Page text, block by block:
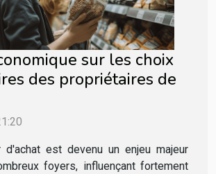
sur les choix
des propriétaires de
d'achat est devenu un enjeu majeur
foyers, influençant fortement